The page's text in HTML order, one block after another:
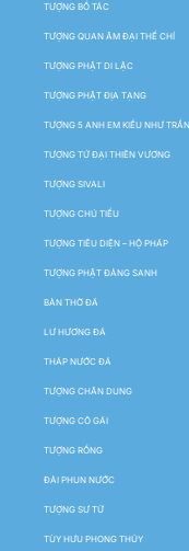
TƯỢNG BỒ TÁC
TƯỢNG QUAN ÂM ĐẠI THẾ CHÍ
TƯỢNG PHẬT DI LẶC
TƯỢNG PHẬT ĐỊA TẠNG
TƯỢNG 5 ANH EM KIỀU NHƯ TRẦN
TƯỢNG TỨ ĐẠI THIÊN VƯƠNG
TƯỢNG SIVALI
TƯỢNG CHÚ TIỂU
TƯỢNG TIÊU DIỆN – HỘ PHÁP
TƯỢNG PHẬT ĐẢNG SANH
BÀN THỜ ĐÁ
LƯ HƯƠNG ĐÁ
THÁP NƯỚC ĐÁ
TƯỢNG CHÂN DUNG
TƯỢNG CÔ GÁI
TƯỢNG RỒNG
ĐÀI PHUN NƯỚC
TƯỢNG SƯ TỬ
TÙY HƯU PHONG THỦY